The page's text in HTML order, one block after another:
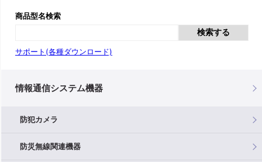
商品型名検索
検索する
サポート(各種ダウンロード)
情報通信システム機器
防犯カメラ
防災無線関連機器